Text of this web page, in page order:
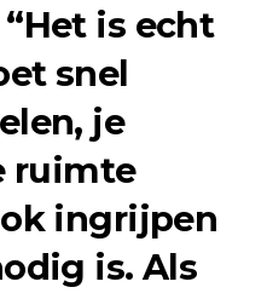
is echt
snel
je
ruimte
ingrijpen
is. Als